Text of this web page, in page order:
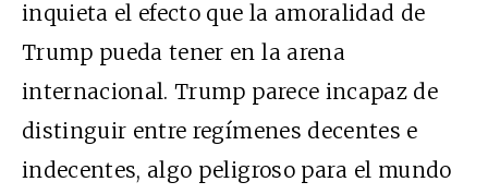
inquieta el efecto que la amoralidad de
Trump pueda tener en la arena
internacional. Trump parece incapaz de
distinguir entre regímenes decentes e
indecentes, algo peligroso para el mundo